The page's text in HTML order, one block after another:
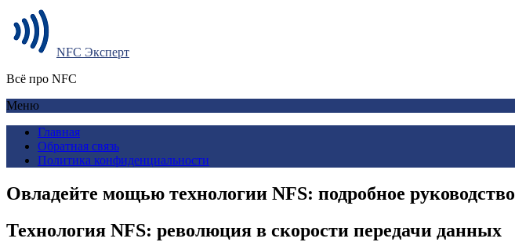
NFC Эксперт
Всё про NFC
Меню
Главная
Обратная связь
Политика конфиденциальности
Овладейте мощью технологии NFS: подробное руководство
Технология NFS: революция в скорости передачи данных